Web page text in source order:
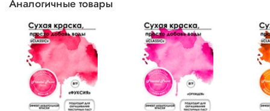
Аналогичные товары